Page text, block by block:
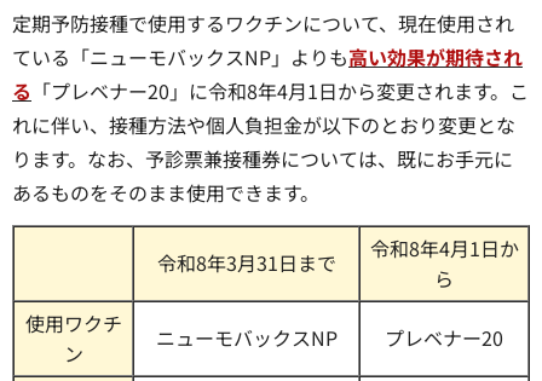
定期予防接種で使用するワクチンについて、現在使用され
ている「ニューモバックスNP」よりも高い効果が期待され
る 「プレベナー20」に令和8年4月1日から変更されます。こ
れに伴い、接種方法や個人負担金が以下のとおり変更とな
ります。なお、予診票兼接種券については、既にお手元に
あるものをそのまま使用できます。
令和8年3月31日まで
令和8年4月1日か
ら
使用ワクチ
ン
ニューモバックスNP プレベナー20